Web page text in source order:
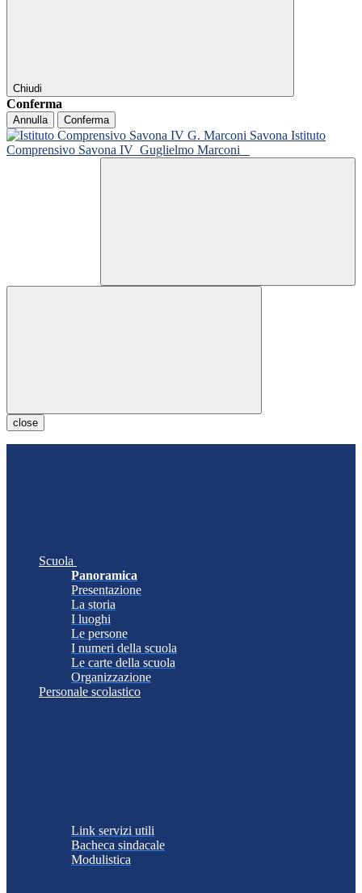
Chiudi
Conferma
Annulla Conferma
Istituto
Comprensivo Savona IV Guglielmo Marconi
close
Scuola
Panoramica
Presentazione
La storia
I luoghi
Le persone
I numeri della scuola
Le carte della scuola
Organizzazione
Personale scolastico
Link servizi utili
Bacheca sindacale
Modulistica